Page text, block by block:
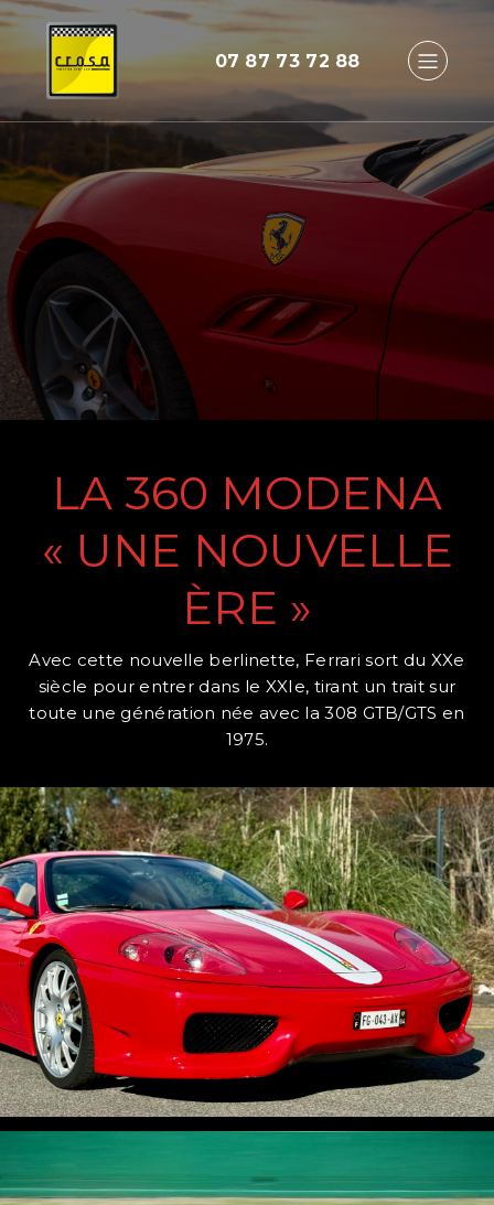
07 87 73 72 88
LA 360 MODENA
« UNE NOUVELLE
ÈRE »
Avec cette nouvelle berlinette, Ferrari sort du XXe
siècle pour entrer dans le XXIe, tirant un trait sur
toute une génération née avec la 308 GTB/GTS en
1975.